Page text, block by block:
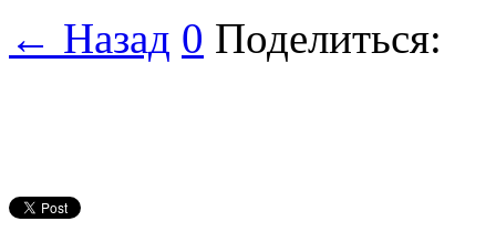
← Назад 0 Поделиться: